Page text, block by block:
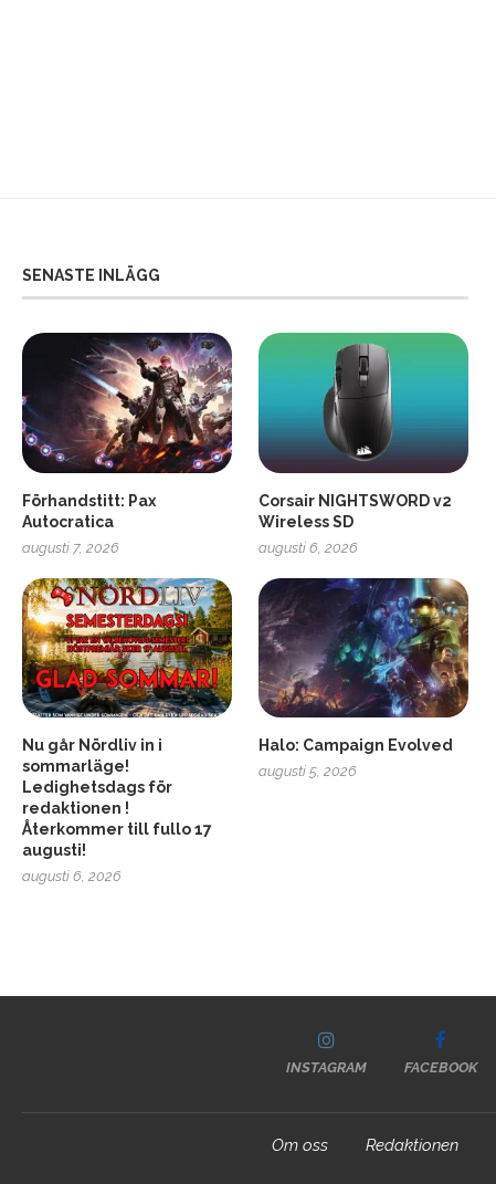
SENASTE INLÄGG
Förhandstitt: Pax
Autocratica
augusti 7, 2026
Corsair NIGHTSWORD v2
Wireless SD
augusti 6, 2026
Nu går Nördliv in i
sommarläge!
Ledighetsdags för
redaktionen !
Återkommer till fullo 17
augusti!
augusti 6, 2026
Halo: Campaign Evolved
augusti 5, 2026
Soundcore Liberty 5 Pro
INSTAGRAM FACEBOOK
Om oss Redaktionen